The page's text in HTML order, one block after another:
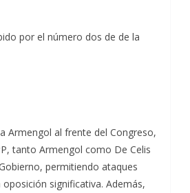
por el número dos de de la
Armengol al frente del Congreso,
tanto Armengol como De Celis
permitiendo ataques
significativa. Además,